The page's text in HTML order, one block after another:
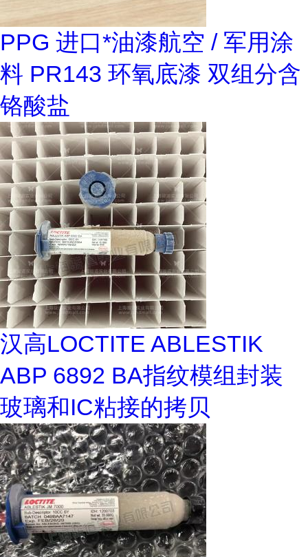
PPG 进口*油漆航空 / 军用涂
料 PR143 环氧底漆 双组分含
铬酸盐
汉高LOCTITE ABLESTIK
ABP 6892 BA指纹模组封装
玻璃和IC粘接的拷贝